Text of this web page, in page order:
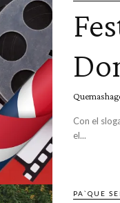
Con el
el...
PA`QUE